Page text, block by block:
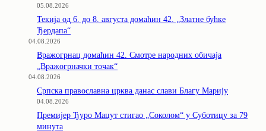
05.08.2026
Текија од 6. до 8. августа домаћин 42. „Златне бућке
Ђердапа“
04.08.2026
Вражогрнац домаћин 42. Смотре народних обичаја
„Вражогрначки точак“
04.08.2026
Српска православна црква данас слави Благу Марију
04.08.2026
Премијер Ђуро Мацут стигао „Соколом“ у Суботицу за 79
минута